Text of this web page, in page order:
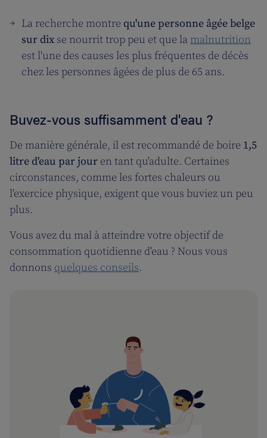
La recherche montre qu'une personne âgée belge
sur dix se nourrit trop peu et que la malnutrition
est l'une des causes les plus fréquentes de décès
chez les personnes âgées de plus de 65 ans.
Buvez-vous suffisamment d'eau ?
De manière générale, il est recommandé de boire 1,5
litre d'eau par jour en tant qu'adulte. Certaines
circonstances, comme les fortes chaleurs ou
l'exercice physique, exigent que vous buviez un peu
plus.
Vous avez du mal à atteindre votre objectif de
consommation quotidienne d'eau ? Nous vous
donnons quelques conseils.